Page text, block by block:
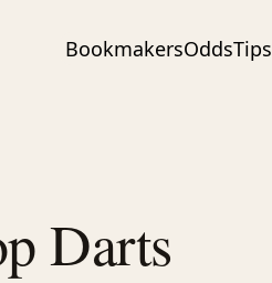
BookmakersOddsTips
Darts